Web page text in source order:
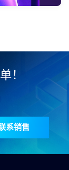
！
系销售